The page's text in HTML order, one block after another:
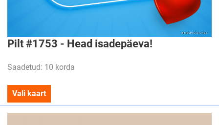
Pilt #1753 - Head isadepäeva!
Saadetud: 10 korda
Vali kaart